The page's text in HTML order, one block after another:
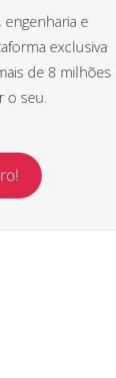
e
exclusiva
de 8 milhões
o seu.